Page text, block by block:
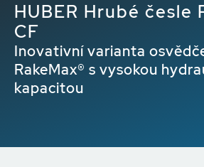
HUBER Hrubé česle
CF
Inovativní varianta
RakeMax® s vysokou
kapacitou